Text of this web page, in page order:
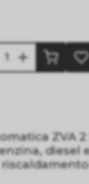
ZVA
diesel
riscaldamento